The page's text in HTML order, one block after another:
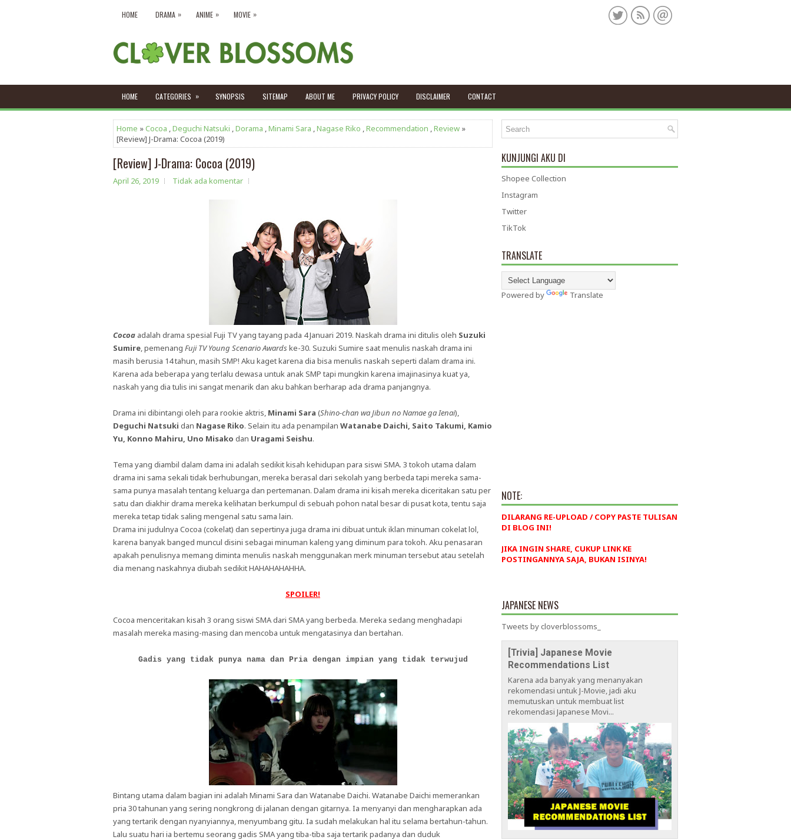
HOME DRAMA » ANIME » MOVIE »
HOME CATEGORIES » SYNOPSIS SITEMAP ABOUT ME PRIVACY POLICY DISCLAIMER CONTACT
Home »Cocoa ,Deguchi Natsuki ,Dorama ,Minami Sara ,Nagase Riko ,Recommendation ,Review »
[Review] J-Drama: Cocoa (2019)
[Review] J-Drama: Cocoa (2019)
April 26, 2019 Tidak ada komentar
Cocoa adalah drama spesial Fuji TV yang tayang pada 4 Januari 2019. Naskah drama ini ditulis oleh Suzuki
Sumire, pemenang Fuji TV Young Scenario Awardske-30. Suzuki Sumire saat menulis naskah drama ini
masih berusia 14 tahun, masih SMP! Aku kaget karena dia bisa menulis naskah seperti dalam drama ini.
Karena ada beberapa yang terlalu dewasa untuk anak SMP tapi mungkin karena imajinasinya kuat ya,
naskah yang dia tulis ini sangat menarik dan aku bahkan berharap ada drama panjangnya.
Drama ini dibintangi oleh para rookie aktris, Minami Sara (Shino-chan wa Jibun no Namae ga Ienai),
Deguchi Natsuki dan Nagase Riko. Selain itu ada penampilan Watanabe Daichi, Saito Takumi, Kamio
Yu, Konno Mahiru, Uno Misako dan Uragami Seishu.
Tema yang diambil dalam dama ini adalah sedikit kisah kehidupan para siswi SMA. 3 tokoh utama dalam
drama ini sama sekali tidak berhubungan, mereka berasal dari sekolah yang berbeda tapi mereka sama-
sama punya masalah tentang keluarga dan pertemanan. Dalam drama ini kisah mereka diceritakan satu per
satu dan diakhir drama mereka kelihatan berkumpul di sebuah pohon natal besar di pusat kota, tentu saja
mereka tetap tidak saling mengenal satu sama lain.
Drama ini judulnya Cocoa (cokelat) dan sepertinya juga drama ini dibuat untuk iklan minuman cokelat lol,
karena banyak banged muncul disini sebagai minuman kaleng yang diminum para tokoh. Aku penasaran
apakah penulisnya memang diminta menulis naskah menggunakan merk minuman tersebut atau setelah
dia menang naskahnya diubah sedikit HAHAHAHAHHA.
SPOILER!
Cocoa menceritakan kisah 3 orang siswi SMA dari SMA yang berbeda. Mereka sedang menghadapi
masalah mereka masing-masing dan mencoba untuk mengatasinya dan bertahan.
Gadis yang tidak punya nama dan Pria dengan impian yang tidak terwujud
Bintang utama dalam bagian ini adalah Minami Sara dan Watanabe Daichi. Watanabe Daichi memerankan
pria 30 tahunan yang sering nongkrong di jalanan dengan gitarnya. Ia menyanyi dan mengharapkan ada
yang tertarik dengan nyanyiannya, menyumbang gitu. Ia sudah melakukan hal itu selama bertahun-tahun.
Lalu suatu hari ia bertemu seorang gadis SMA yang tiba-tiba saja tertarik padanya dan duduk
KUNJUNGI AKU DI
Shopee Collection
Instagram
Twitter
TikTok
TRANSLATE
Powered by Translate
NOTE:
DILARANG RE-UPLOAD / COPY PASTE TULISAN
DI BLOG INI!
JIKA INGIN SHARE, CUKUP LINK KE
POSTINGANNYA SAJA, BUKAN ISINYA!
JAPANESE NEWS
Tweets by cloverblossoms_
[Trivia] Japanese Movie
Recommendations List
Karena ada banyak yang menanyakan
rekomendasi untuk J-Movie, jadi aku
memutuskan untuk membuat list
rekomendasi Japanese Movi...